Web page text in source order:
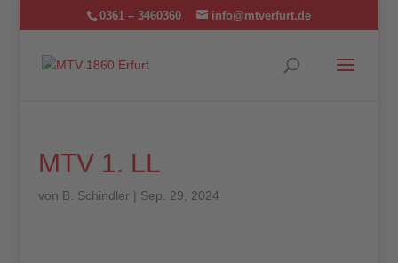
0361 – 3460360 info@mtverfurt.de
MTV 1. LL
von B. Schindler | Sep. 29, 2024